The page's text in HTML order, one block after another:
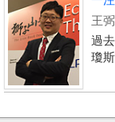
王弼
過
瓊